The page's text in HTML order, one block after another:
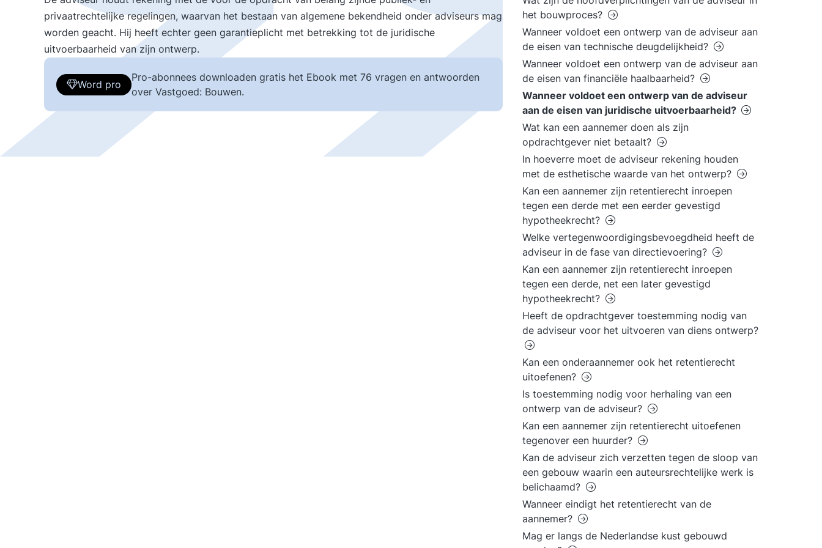
privaatrechtelijke regelingen, waarvan het bestaan van algemene bekendheid onder adviseurs mag
worden geacht. Hij heeft echter geen garantieplicht met betrekking tot de juridische
uitvoerbaarheid van zijn ontwerp.
Word pro
Pro-abonnees downloaden gratis het Ebook met 76 vragen en antwoorden
over Vastgoed: Bouwen.
het bouwproces?
Wanneer voldoet een ontwerp van de adviseur aan
de eisen van technische deugdelijkheid?
Wanneer voldoet een ontwerp van de adviseur aan
de eisen van financiële haalbaarheid?
Wanneer voldoet een ontwerp van de adviseur
aan de eisen van juridische uitvoerbaarheid?
Wat kan een aannemer doen als zijn
opdrachtgever niet betaalt?
In hoeverre moet de adviseur rekening houden
met de esthetische waarde van het ontwerp?
Kan een aannemer zijn retentierecht inroepen
tegen een derde met een eerder gevestigd
hypotheekrecht?
Welke vertegenwoordigingsbevoegdheid heeft de
adviseur in de fase van directievoering?
Kan een aannemer zijn retentierecht inroepen
tegen een derde, net een later gevestigd
hypotheekrecht?
Heeft de opdrachtgever toestemming nodig van
de adviseur voor het uitvoeren van diens ontwerp?
Kan een onderaannemer ook het retentierecht
uitoefenen?
Is toestemming nodig voor herhaling van een
ontwerp van de adviseur?
Kan een aannemer zijn retentierecht uitoefenen
tegenover een huurder?
Kan de adviseur zich verzetten tegen de sloop van
een gebouw waarin een auteursrechtelijke werk is
belichaamd?
Wanneer eindigt het retentierecht van de
aannemer?
Mag er langs de Nederlandse kust gebouwd